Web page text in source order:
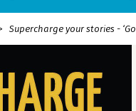
Supercharge your stories -